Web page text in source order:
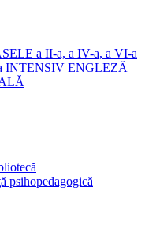
a II-a, a IV-a, a VI-a
INTENSIV ENGLEZĂ
psihopedagogică